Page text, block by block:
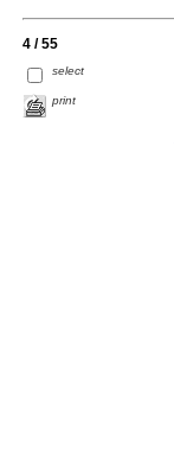
4 / 55
select
print